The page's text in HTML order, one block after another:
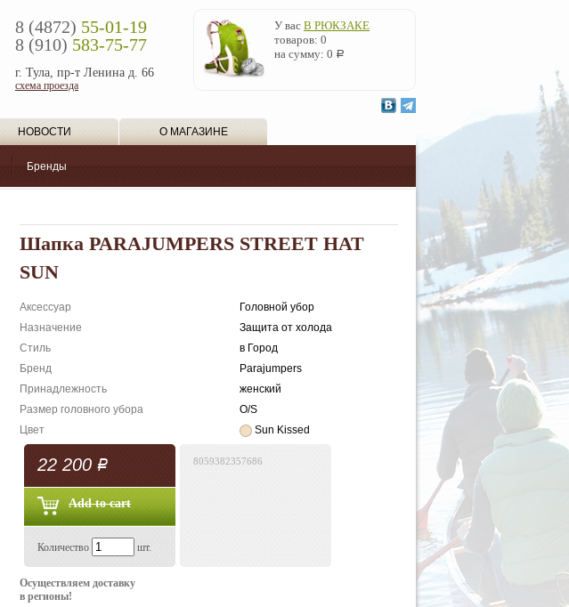
8 (4872) 55-01-19
8 (910) 583-75-77
г. Тула, пр-т Ленина д. 66
схема проезда
У вас В РЮКЗАКЕ
товаров: 0
на сумму: 0 Р
НОВОСТИ О МАГАЗИНЕ
Бренды
Шапка PARAJUMPERS STREET HAT
SUN
Аксессуар
Головной убор
Назначение
Защита от холода
Стиль
в Город
Бренд
Parajumpers
Принадлежность
женский
Размер головного убора
O/S
Цвет
Sun Kissed
22 200 Р 8059382357686
Количество шт.
Осуществляем доставку
в регионы!